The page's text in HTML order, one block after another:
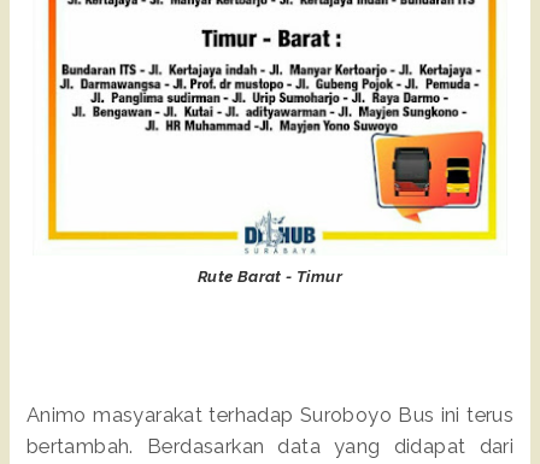
Rute Barat - Timur
Animo masyarakat terhadap Suroboyo Bus ini terus
bertambah. Berdasarkan data yang didapat dari